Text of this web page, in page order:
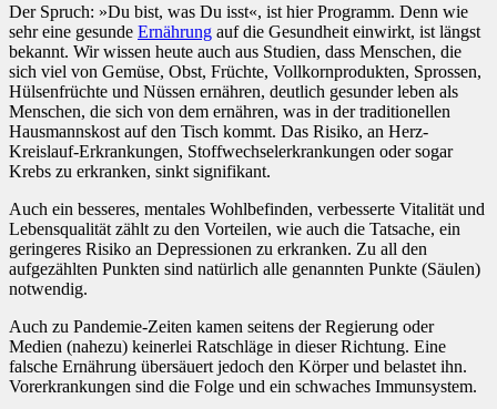
Der Spruch: »Du bist, was Du isst«, ist hier Programm. Denn wie
sehr eine gesunde Ernährung auf die Gesundheit einwirkt, ist längst
bekannt. Wir wissen heute auch aus Studien, dass Menschen, die
sich viel von Gemüse, Obst, Früchte, Vollkornprodukten, Sprossen,
Hülsenfrüchte und Nüssen ernähren, deutlich gesunder leben als
Menschen, die sich von dem ernähren, was in der traditionellen
Hausmannskost auf den Tisch kommt. Das Risiko, an Herz-
Kreislauf-Erkrankungen, Stoffwechselerkrankungen oder sogar
Krebs zu erkranken, sinkt signifikant.
Auch ein besseres, mentales Wohlbefinden, verbesserte Vitalität und
Lebensqualität zählt zu den Vorteilen, wie auch die Tatsache, ein
geringeres Risiko an Depressionen zu erkranken. Zu all den
aufgezählten Punkten sind natürlich alle genannten Punkte (Säulen)
notwendig.
Auch zu Pandemie-Zeiten kamen seitens der Regierung oder
Medien (nahezu) keinerlei Ratschläge in dieser Richtung. Eine
falsche Ernährung übersäuert jedoch den Körper und belastet ihn.
Vorerkrankungen sind die Folge und ein schwaches Immunsystem.